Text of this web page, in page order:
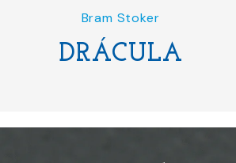
Bram Stoker
DRÁCULA